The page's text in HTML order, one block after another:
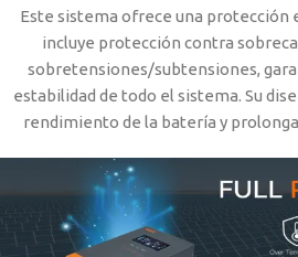
Este sistema ofrece una protección
incluye protección contra
sobretensiones/subtensiones,
estabilidad de todo el sistema. Su
rendimiento de la batería y